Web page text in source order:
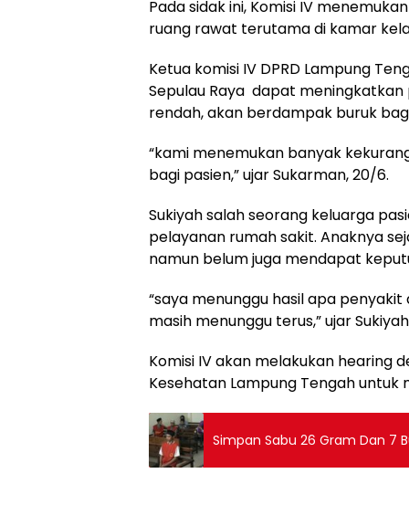
Pada sidak ini, Komisi IV
ruang rawat terutama di kamar
Ketua komisi IV DPRD Lampung
Sepulau Raya dapat
rendah, akan berdampak buruk
“kami menemukan banyak
bagi pasien,” ujar Sukarman, 20/6.
Sukiyah salah seorang keluarga
pelayanan rumah sakit. Anaknya
namun belum juga mendapat
“saya menunggu hasil apa
masih menunggu terus,” ujar
Komisi IV akan melakukan hearing
Kesehatan Lampung Tengah
Simpan Sabu 26 Gram Dan 7